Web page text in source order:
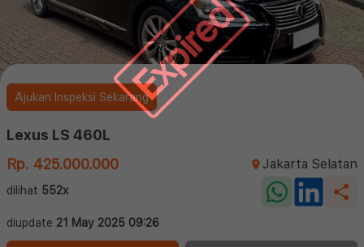
Expired
Ajukan Inspeksi Sekarang
Lexus LS 460L
Rp. 425.000.000
Jakarta Selatan
dilihat 552x
diupdate 21 May 2025 09:26